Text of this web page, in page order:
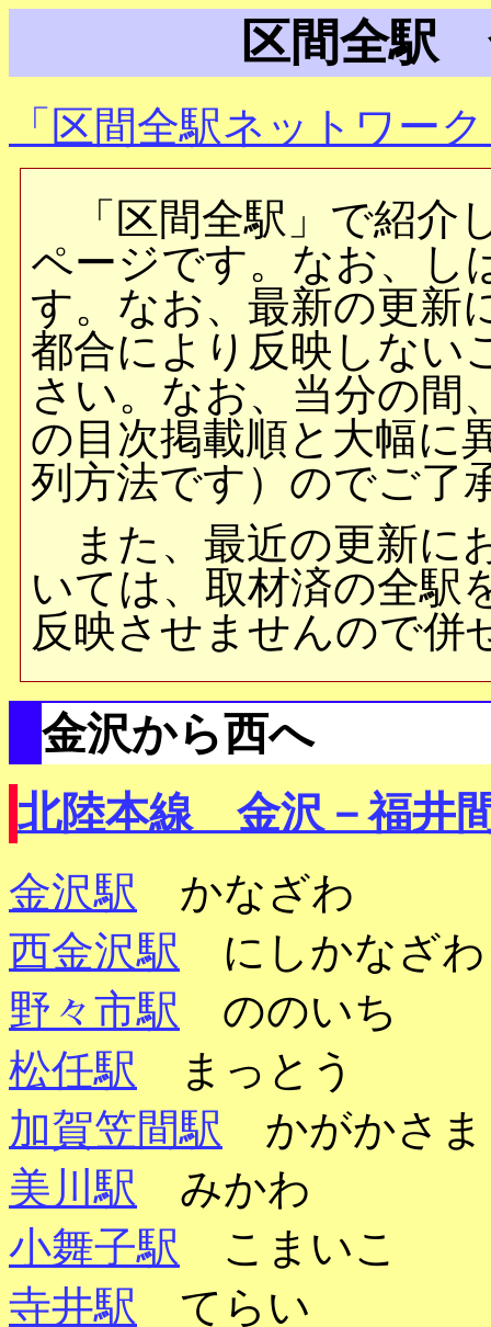
区間全駅
「区間全駅ネットワー
「区間全駅」で紹介
ページです。なお、し
す。なお、最新の更新
都合により反映しない
さい。なお、当分の間
の目次掲載順と大幅に
列方法です）のでご了
また、最近の更新に
いては、取材済の全駅
反映させませんので併
金沢から西へ
北陸本線 金沢－福井
金沢駅 かなざわ
西金沢駅 にしかなざわ
野々市駅 ののいち
松任駅 まっとう
加賀笠間駅 かがかさま
美川駅 みかわ
小舞子駅 こまいこ
寺井駅 てらい